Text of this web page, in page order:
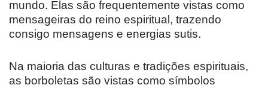
mundo. Elas são frequentemente vistas como
mensageiras do reino espiritual, trazendo
consigo mensagens e energias sutis.
Na maioria das culturas e tradições espirituais,
as borboletas são vistas como símbolos